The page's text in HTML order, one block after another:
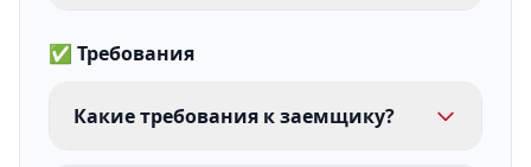
✅ Требования
Какие требования к заемщику?